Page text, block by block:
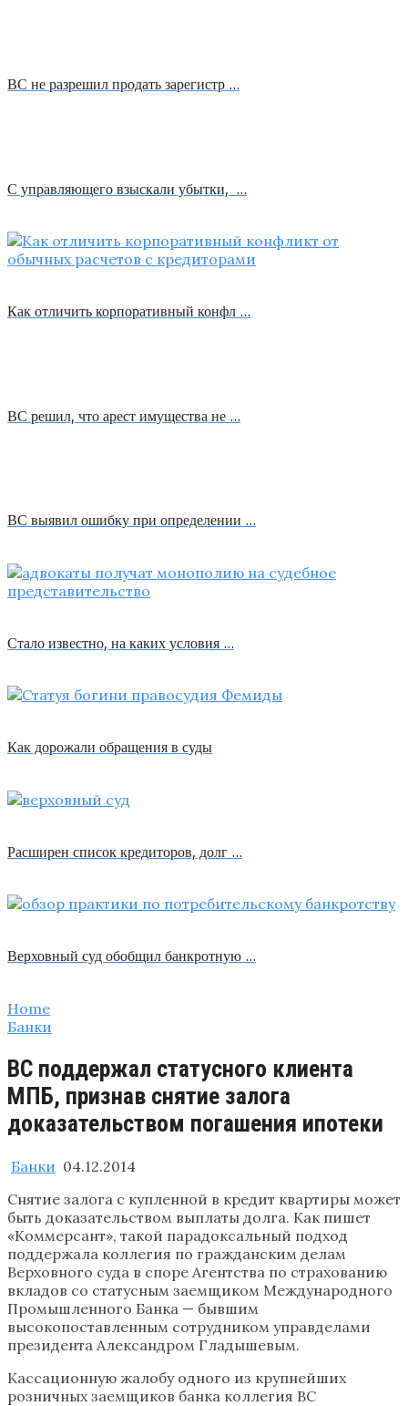
ВС не разрешил продать зарегистр …
С управляющего взыскали убытки, …
Как отличить корпоративный конфл …
ВС решил, что арест имущества не …
ВС выявил ошибку при определении …
Стало известно, на каких условия …
Как дорожали обращения в суды
Расширен список кредиторов, долг …
Верховный суд обобщил банкротную …
Home
Банки
ВС поддержал статусного клиента
МПБ, признав снятие залога
доказательством погашения ипотеки
Банки 04.12.2014
Снятие залога с купленной в кредит квартиры может
быть доказательством выплаты долга. Как пишет
«Коммерсант», такой парадоксальный подход
поддержала коллегия по гражданским делам
Верховного суда в споре Агентства по страхованию
вкладов со статусным заемщиком Международного
Промышленного Банка — бывшим
высокопоставленным сотрудником управделами
президента Александром Гладышевым.
Кассационную жалобу одного из крупнейших
розничных заемщиков банка коллегия ВС